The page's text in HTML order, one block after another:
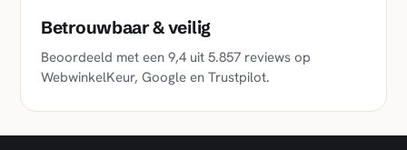
Betrouwbaar & veilig
Beoordeeld met een 9,4 uit 5.857 reviews op
WebwinkelKeur, Google en Trustpilot.